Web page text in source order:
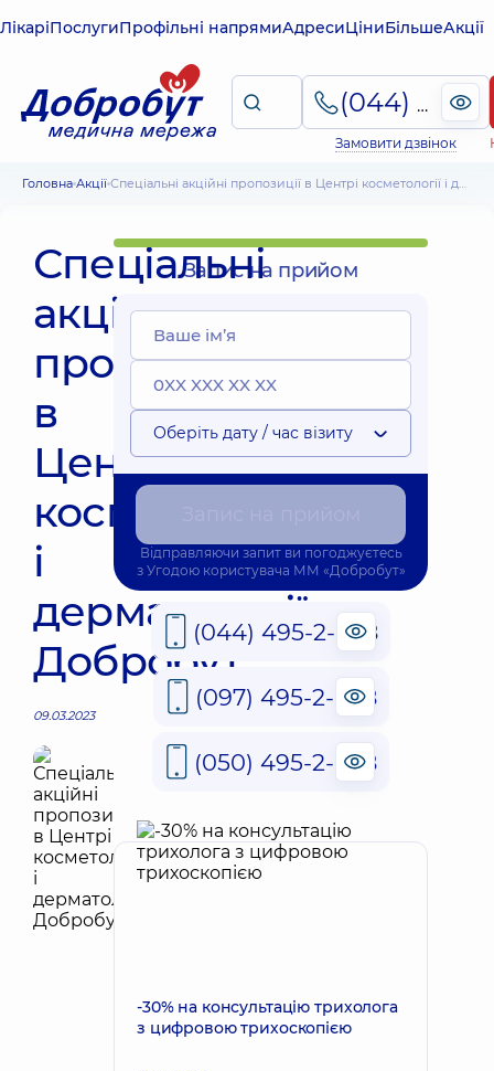
ЛікаріПослугиПрофільні напрямиАдресиЦіниБільшеАкції
(044) 495-2-888
Замовити дзвінок
Головна Акції Спеціальні акційні пропозиції в Центрі косметології і дерматології Добробут
Спеціальні
акційні
пропозиції
в
Центрі
косметології
і
дерматології
Добробут
09.03.2023
Запис на прийом
Оберіть дату / час візиту
Відправляючи запит ви погоджуєтесь
з Угодою користувача ММ «Добробут»
(044) 495-2-888
(097) 495-2-888
(050) 495-2-888
-30% на консультацію трихолога
з цифровою трихоскопією